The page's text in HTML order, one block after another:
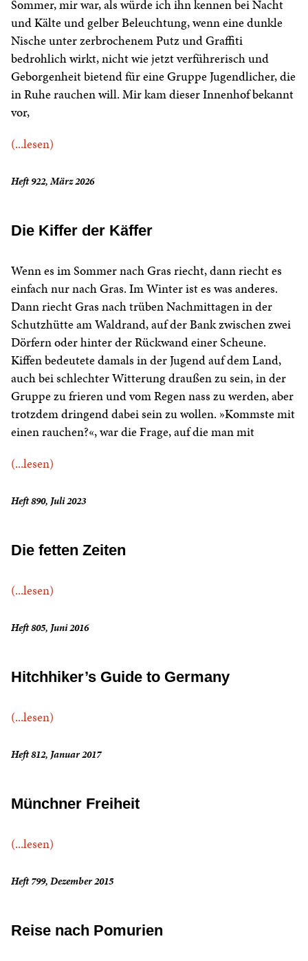
Sommer, mir war, als würde ich ihn kennen bei Nacht
und Kälte und gelber Beleuchtung, wenn eine dunkle
Nische unter zerbrochenem Putz und Graffiti
bedrohlich wirkt, nicht wie jetzt verführerisch und
Geborgenheit bietend für eine Gruppe Jugendlicher, die
in Ruhe rauchen will. Mir kam dieser Innenhof bekannt
vor,
(...lesen)
Heft 922, März 2026
Die Kiffer der Käffer
Wenn es im Sommer nach Gras riecht, dann riecht es
einfach nur nach Gras. Im Winter ist es was anderes.
Dann riecht Gras nach trüben Nachmittagen in der
Schutzhütte am Waldrand, auf der Bank zwischen zwei
Dörfern oder hinter der Rückwand einer Scheune.
Kiffen bedeutete damals in der Jugend auf dem Land,
auch bei schlechter Witterung draußen zu sein, in der
Gruppe zu frieren und vom Regen nass zu werden, aber
trotzdem dringend dabei sein zu wollen. »Kommste mit
einen rauchen?«, war die Frage, auf die man mit
(...lesen)
Heft 890, Juli 2023
Die fetten Zeiten
(...lesen)
Heft 805, Juni 2016
Hitchhiker’s Guide to Germany
(...lesen)
Heft 812, Januar 2017
Münchner Freiheit
(...lesen)
Heft 799, Dezember 2015
Reise nach Pomurien